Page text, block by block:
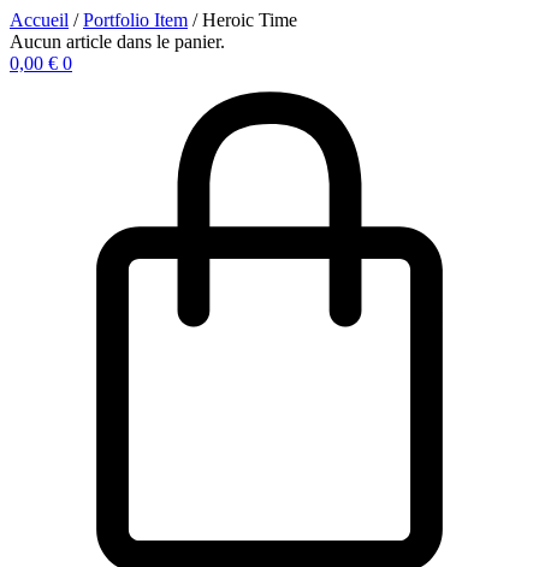
Accueil /Portfolio Item / Heroic Time
Aucun article dans le panier.
0,00 € 0